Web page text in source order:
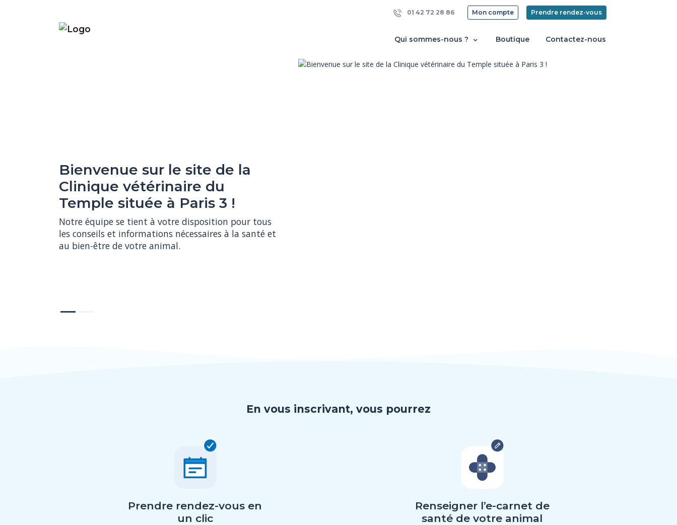
Qui sommes-nous ? Boutique Contactez-nous
01 42 72 28 86 Mon compte Prendre rendez-vous
Bienvenue sur le site de la
Clinique vétérinaire du
Temple située à Paris 3 !
Notre équipe se tient à votre disposition pour tous
les conseils et informations nécessaires à la santé et
au bien-être de votre animal.
En vous inscrivant, vous pourrez
Prendre rendez-vous en
un clic
Renseigner l’e-carnet de
santé de votre animal